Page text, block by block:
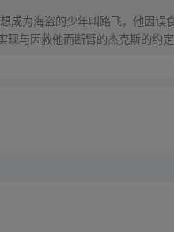
成为海盗的少年叫路飞，他因误
现与因救他而断臂的杰克斯的约